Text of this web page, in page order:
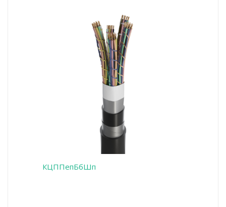
КЦППепБбШп